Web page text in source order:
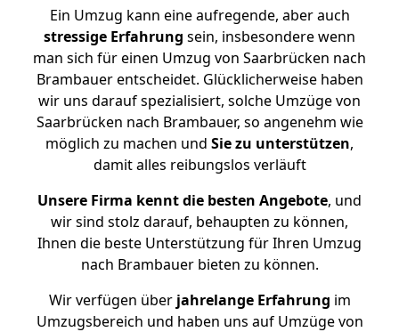
Ein Umzug kann eine aufregende, aber auch
stressige Erfahrung sein, insbesondere wenn
man sich für einen Umzug von Saarbrücken nach
Brambauer entscheidet. Glücklicherweise haben
wir uns darauf spezialisiert, solche Umzüge von
Saarbrücken nach Brambauer, so angenehm wie
möglich zu machen und Sie zu unterstützen,
damit alles reibungslos verläuft
Unsere Firma kennt die besten Angebote, und
wir sind stolz darauf, behaupten zu können,
Ihnen die beste Unterstützung für Ihren Umzug
nach Brambauer bieten zu können.
Wir verfügen überjahrelange Erfahrung im
Umzugsbereich und haben uns auf Umzüge von